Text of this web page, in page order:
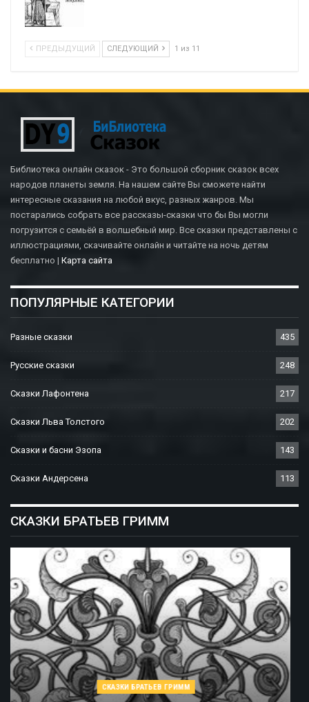
ПРЕДЫДУЩИЙ СЛЕДУЮЩИЙ 1 из 11
Библиотека онлайн сказок - Это большой сборник сказок всех
народов планеты земля. На нашем сайте Вы сможете найти
интересные сказания на любой вкус, разных жанров. Мы
постарались собрать все рассказы-сказки что бы Вы могли
погрузится с семьёй в волшебный мир. Все сказки представлены с
иллюстрациями, скачивайте онлайн и читайте на ночь детям
бесплатно | Карта сайта
ПОПУЛЯРНЫЕ КАТЕГОРИИ
Разные сказки 435
Русские сказки 248
Сказки Лафонтена 217
Сказки Льва Толстого 202
Сказки и басни Эзопа 143
Сказки Андерсена 113
СКАЗКИ БРАТЬЕВ ГРИММ
СКАЗКИ БРАТЬЕВ ГРИММ